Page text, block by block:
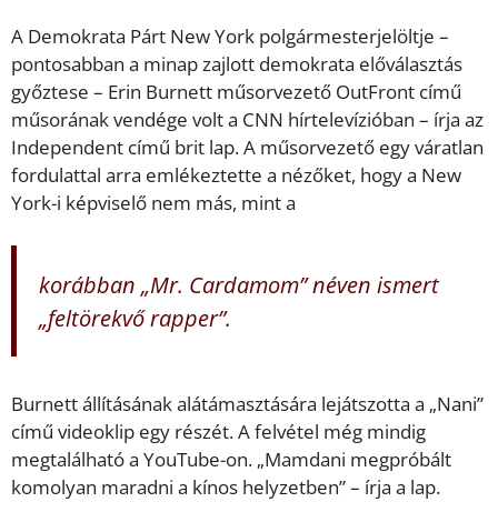
A Demokrata Párt New York polgármesterjelöltje –
pontosabban a minap zajlott demokrata előválasztás
győztese – Erin Burnett műsorvezető OutFront című
műsorának vendége volt a CNN hírtelevízióban – írja az
Independent című brit lap. A műsorvezető egy váratlan
fordulattal arra emlékeztette a nézőket, hogy a New
York-i képviselő nem más, mint a
korábban „Mr. Cardamom” néven ismert
„feltörekvő rapper”.
Burnett állításának alátámasztására lejátszotta a „Nani”
című videoklip egy részét. A felvétel még mindig
megtalálható a YouTube-on. „Mamdani megpróbált
komolyan maradni a kínos helyzetben” – írja a lap.